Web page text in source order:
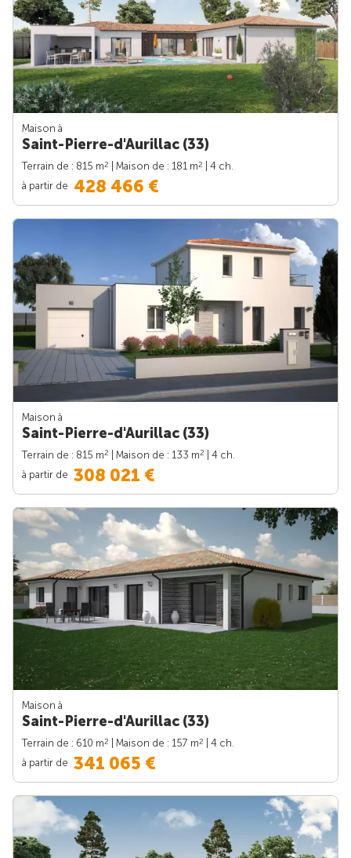
Maison à
Saint-Pierre-d'Aurillac (33)
Terrain de : 815 m2 | Maison de : 181 m2
| 4 ch.
à partir de 428 466 €
Maison à
Saint-Pierre-d'Aurillac (33)
Terrain de : 815 m2 | Maison de : 133 m2
| 4 ch.
à partir de 308 021 €
Maison à
Saint-Pierre-d'Aurillac (33)
Terrain de : 610 m2 | Maison de : 157 m2
| 4 ch.
à partir de 341 065 €